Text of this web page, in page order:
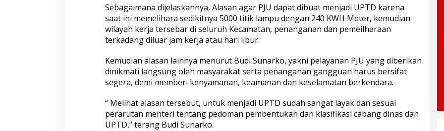
Sebagaimana dijelaskannya, Alasan agar PJU dapat dibuat menjadi UPTD karena
saat ini memelihara sedikitnya 5000 titik lampu dengan 240 KWH Meter, kemudian
wilayah kerja tersebar di seluruh Kecamatan, penanganan dan pemeilharaan
terkadang diluar jam kerja atau hari libur.
Kemudian alasan lainnya menurut Budi Sunarko, yakni pelayanan PJU yang diberikan
dinikmati langsung oleh masyarakat serta penanganan gangguan harus bersifat
segera, demi memberi kenyamanan, keamanan dan keselamatan berkendara.
“ Melihat alasan tersebut, untuk menjadi UPTD sudah sangat layak dan sesuai
perarutan menteri tentang pedoman pembentukan dan klasifikasi cabang dinas dan
UPTD,” terang Budi Sunarko.